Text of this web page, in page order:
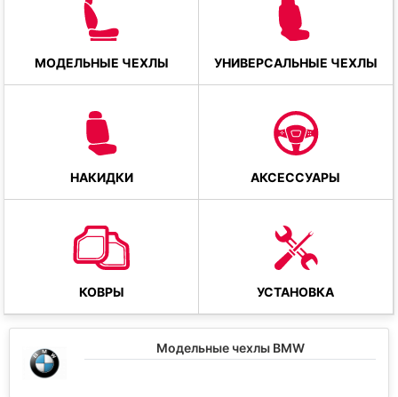
МОДЕЛЬНЫЕ ЧЕХЛЫ УНИВЕРСАЛЬНЫЕ ЧЕХЛЫ
НАКИДКИ АКСЕССУАРЫ
КОВРЫ УСТАНОВКА
Модельные чехлы BMW